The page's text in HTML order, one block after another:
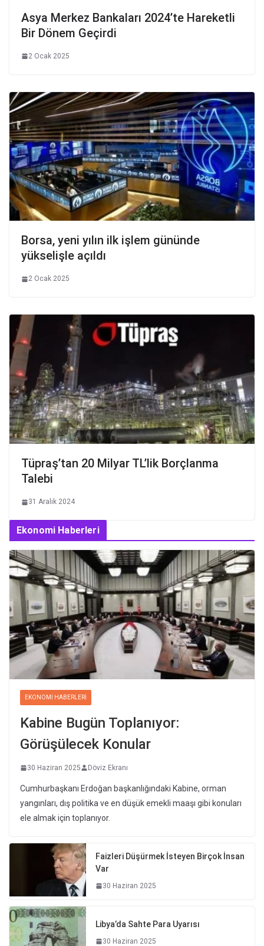
Asya Merkez Bankaları 2024’te Hareketli
Bir Dönem Geçirdi
2 Ocak 2025
Borsa, yeni yılın ilk işlem gününde
yükselişle açıldı
2 Ocak 2025
Tüpraş’tan 20 Milyar TL’lik Borçlanma
Talebi
31 Aralık 2024
Ekonomi Haberleri
EKONOMI HABERLERI
Kabine Bugün Toplanıyor:
Görüşülecek Konular
30 Haziran 2025 Döviz Ekranı
Cumhurbaşkanı Erdoğan başkanlığındaki Kabine, orman
yangınları, dış politika ve en düşük emekli maaşı gibi konuları
ele almak için toplanıyor.
Faizleri Düşürmek İsteyen Birçok İnsan
Var
30 Haziran 2025
Libya’da Sahte Para Uyarısı
30 Haziran 2025